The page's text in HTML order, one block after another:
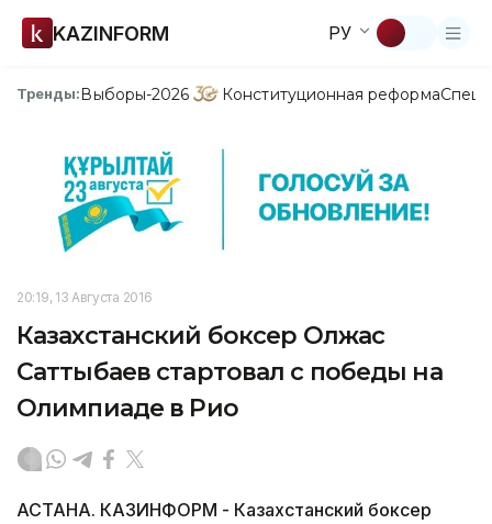
KAZINFORM РУ
Тренды:Выборы-2026 Конституционная реформа
20:19, 13 Августа 2016
Казахстанский боксер Олжас
Саттыбаев стартовал с победы на
Олимпиаде в Рио
АСТАНА. КАЗИНФОРМ - Казахстанский боксер